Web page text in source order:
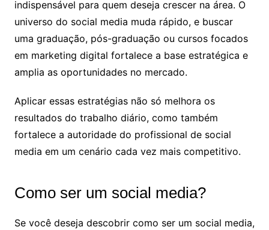
indispensável para quem deseja crescer na área. O
universo do social media muda rápido, e buscar
uma graduação, pós-graduação ou cursos focados
em marketing digital fortalece a base estratégica e
amplia as oportunidades no mercado.
Aplicar essas estratégias não só melhora os
resultados do trabalho diário, como também
fortalece a autoridade do profissional de social
media em um cenário cada vez mais competitivo.
Como ser um social media?
Se você deseja descobrir como ser um social media,